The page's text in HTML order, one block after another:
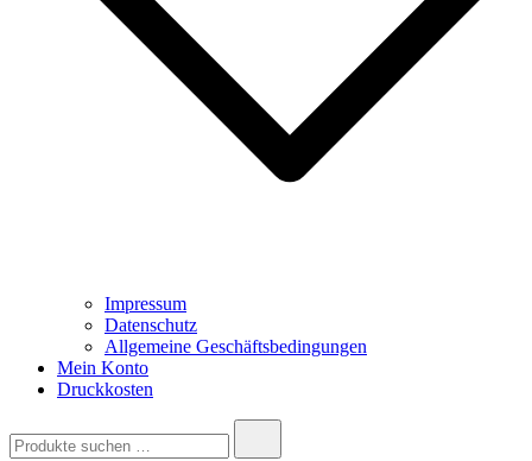
Impressum
Datenschutz
Allgemeine Geschäftsbedingungen
Mein Konto
Druckkosten
nach: